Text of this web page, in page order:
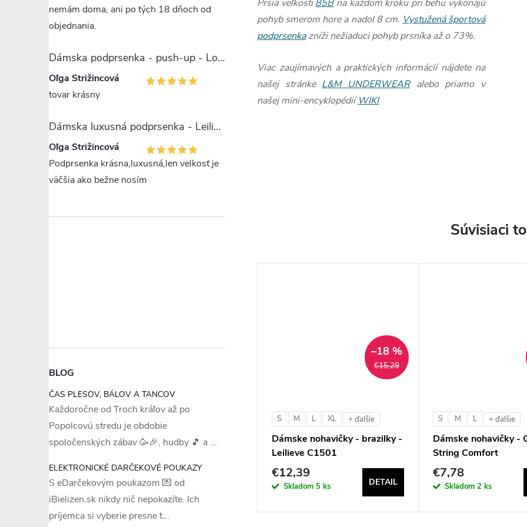
nemám doma, ani po tých 18 dňoch od
objednania.
Dámska podprsenka - push-up - Lormar Saten Soft up
Oľga Strižincová
tovar krásny
Dámska luxusná podprsenka - Leilieve 7743
Oľga Strižincová
Podprsenka krásna,luxusná,len velkosť je
väčšia ako bežne nosím
BLOG
ČAS PLESOV, BÁLOV A TANCOV
Každoročne od Troch kráľov až po
Popolcovú stredu je obdobie
spoločenských zábav 🥳🎉, hudby 🎵 a ...
ELEKTRONICKÉ DARČEKOVÉ POUKAZY
S eDarčekovým poukazom 💌 od
iBielizen.sk nikdy nič nepokazíte. Ich
príjemca si vyberie presne t...
Prsia veľkosti85Bna každom kroku pri behu vykonajú
pohyb smerom hore a nadol 8 cm. Vystužená športová
podprsenkazníži nežiaduci pohyb prsníka až o 73%.
Viac zaujímavých a praktických informácií nájdete na
našej stránke L&M UNDERWEARalebo priamo v
našej mini-encyklopédiíWIKI
Súvisiaci
–19 %
- Eldar
DETAIL
–18 %
Dámske nohavičky - Belinay
€6,89
Skladom1 ks
€15,29
–18 %
S M L XL + ďalšie
Dámske nohavičky - brazilky -
Leilieve C1501
€12,39
Skladom 5 ks DETAIL
S M L + ďalšie
Dámske nohavičky -
String Comfort
€7,78
Skladom 2 ks